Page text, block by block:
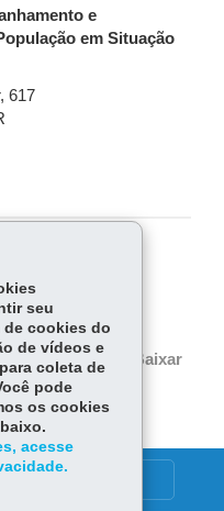
e
em Situação
617
ha
ts
Ap
p
Imprimir Baixar
seu
cookies do
de vídeos e
coleta de
pode
os cookies
acesse